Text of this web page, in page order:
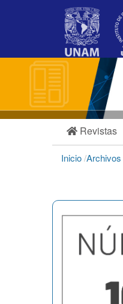
Barra
Revistas
Inicio/Archivos